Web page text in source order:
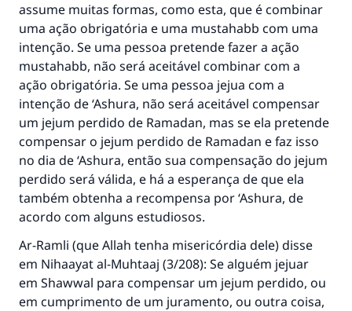
assume muitas formas, como esta, que é combinar
uma ação obrigatória e uma mustahabb com uma
intenção. Se uma pessoa pretende fazer a ação
mustahabb, não será aceitável combinar com a
ação obrigatória. Se uma pessoa jejua com a
intenção de ‘Ashura, não será aceitável compensar
um jejum perdido de Ramadan, mas se ela pretende
compensar o jejum perdido de Ramadan e faz isso
no dia de ‘Ashura, então sua compensação do jejum
perdido será válida, e há a esperança de que ela
também obtenha a recompensa por ‘Ashura, de
acordo com alguns estudiosos.
Ar-Ramli (que Allah tenha misericórdia dele) disse
em Nihaayat al-Muhtaaj (3/208): Se alguém jejuar
em Shawwal para compensar um jejum perdido, ou
em cumprimento de um juramento, ou outra coisa,